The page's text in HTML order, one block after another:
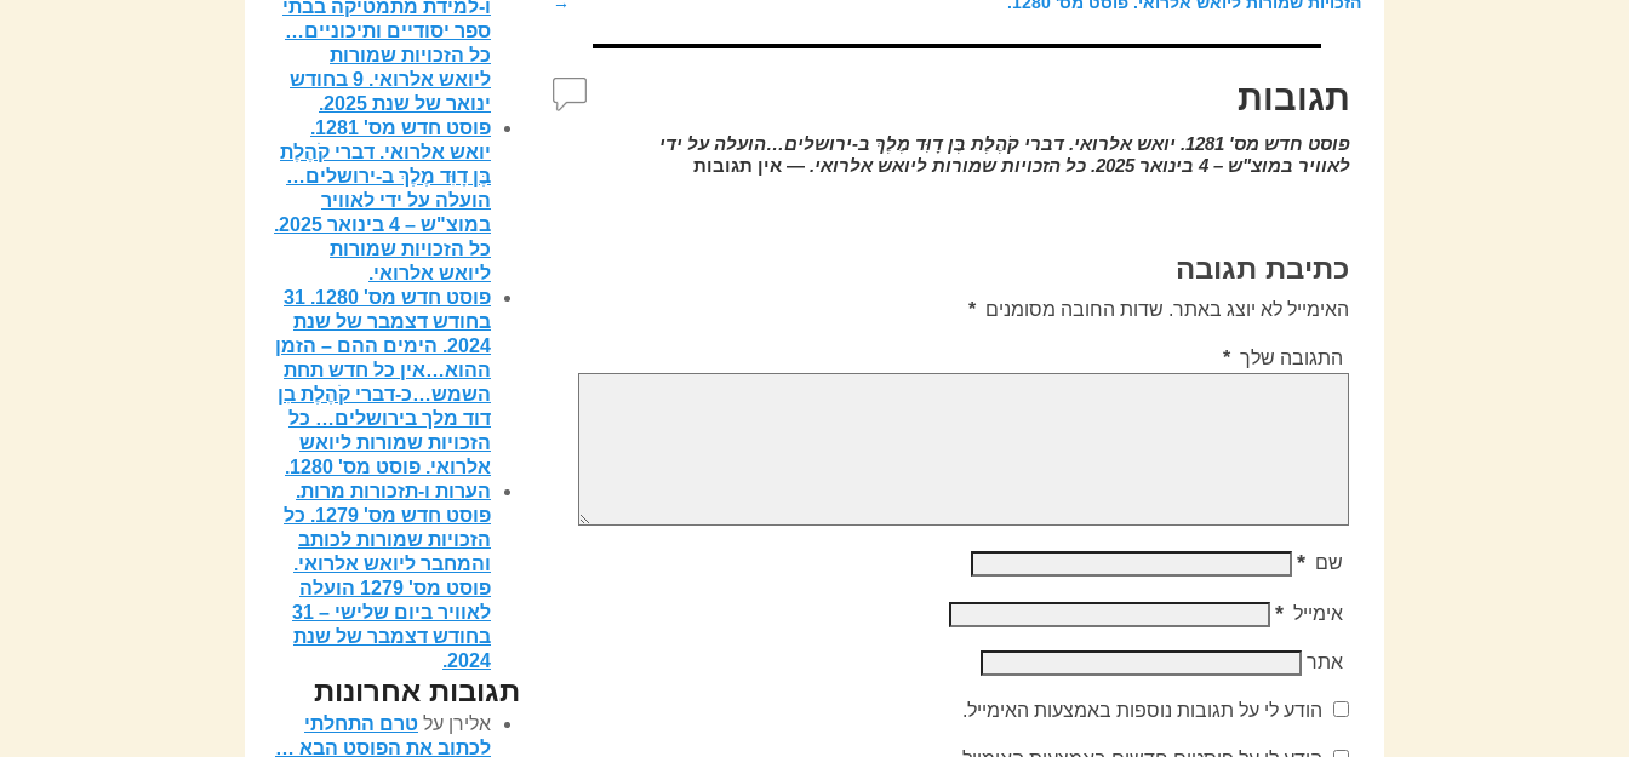
תגובות
פוסט חדש מס' 1281. יואש אלרואי. דברי קֹהֶלֶת בֶּן דָוִּד מֶלֶךְ ב-ירושלים…הועלה על ידי
לאוויר במוצ"ש – 4 בינואר 2025. כל הזכויות שמורות ליואש אלרואי.
— אין תגובות
כתיבת תגובה
האימייל לא יוצג באתר. שדות החובה מסומנים *
התגובה שלך *
שם *
אימייל *
אתר
הודע לי על תגובות נוספות באמצעות האימייל.
ו-למידת מתמטיקה בבתי
ספר יסודיים ותיכוניים…
כל הזכויות שמורות
ליואש אלרואי. 9 בחודש
ינואר של שנת 2025.
פוסט חדש מס' 1281.
יואש אלרואי. דברי קֹהֶלֶת
בֶּן דָוִּד מֶלֶךְ ב-ירושלים…
הועלה על ידי לאוויר
במוצ"ש – 4 בינואר 2025.
כל הזכויות שמורות
ליואש אלרואי.
פוסט חדש מס' 1280. 31
בחודש דצמבר של שנת
2024. הימים ההם – הזמן
ההוא…אין כל חדש תחת
השמש…כ-דברי קֹהֶלֶת בִן
דוד מלך בירושלים… כל
הזכויות שמורות ליואש
אלרואי. פוסט מס' 1280.
הערות ו-תזכורות מרות.
פוסט חדש מס' 1279. כל
הזכויות שמורות לכותב
והמחבר ליואש אלרואי.
פוסט מס' 1279 הועלה
לאוויר ביום שלישי – 31
בחודש דצמבר של שנת
2024.
תגובות אחרונות
אלירן על טרם התחלתי
לכתוב את הפוסט הבא …